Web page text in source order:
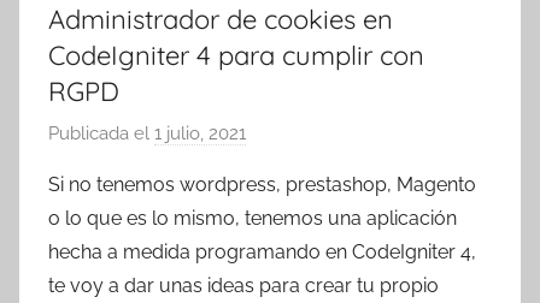
Administrador de cookies en
CodeIgniter 4 para cumplir con
RGPD
Publicada el 1 julio, 2021
r
T
r
e
Si no tenemos wordpress, prestashop, Magento
o lo que es lo mismo, tenemos una aplicación
hecha a medida programando en CodeIgniter 4,
te voy a dar unas ideas para crear tu propio